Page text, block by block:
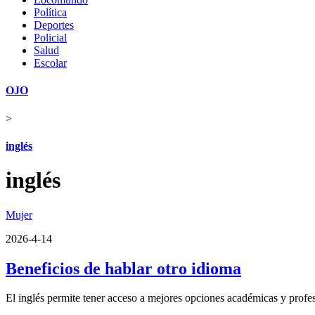
Política
Deportes
Policial
Salud
Escolar
OJO
>
inglés
inglés
Mujer
2026-4-14
Beneficios de hablar otro idioma
El inglés permite tener acceso a mejores opciones académicas y